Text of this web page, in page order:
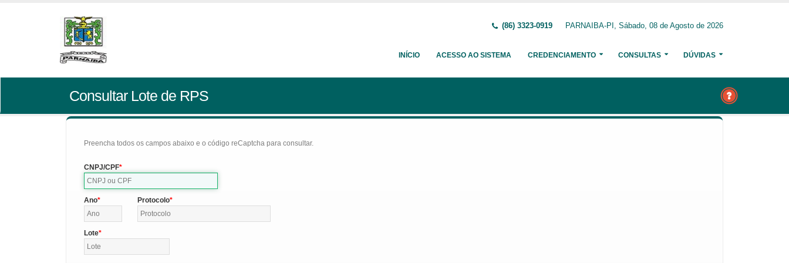
(86) 3323-0919 PARNAIBA-PI, Sábado, 08 de Agosto de 2026
INÍCIO ACESSO AO SISTEMA CREDENCIAMENTO CONSULTAS DÚVIDAS
Consultar Lote de RPS
Preencha todos os campos abaixo e o código reCaptcha para consultar.
CNPJ/CPF
Ano Protocolo
Lote